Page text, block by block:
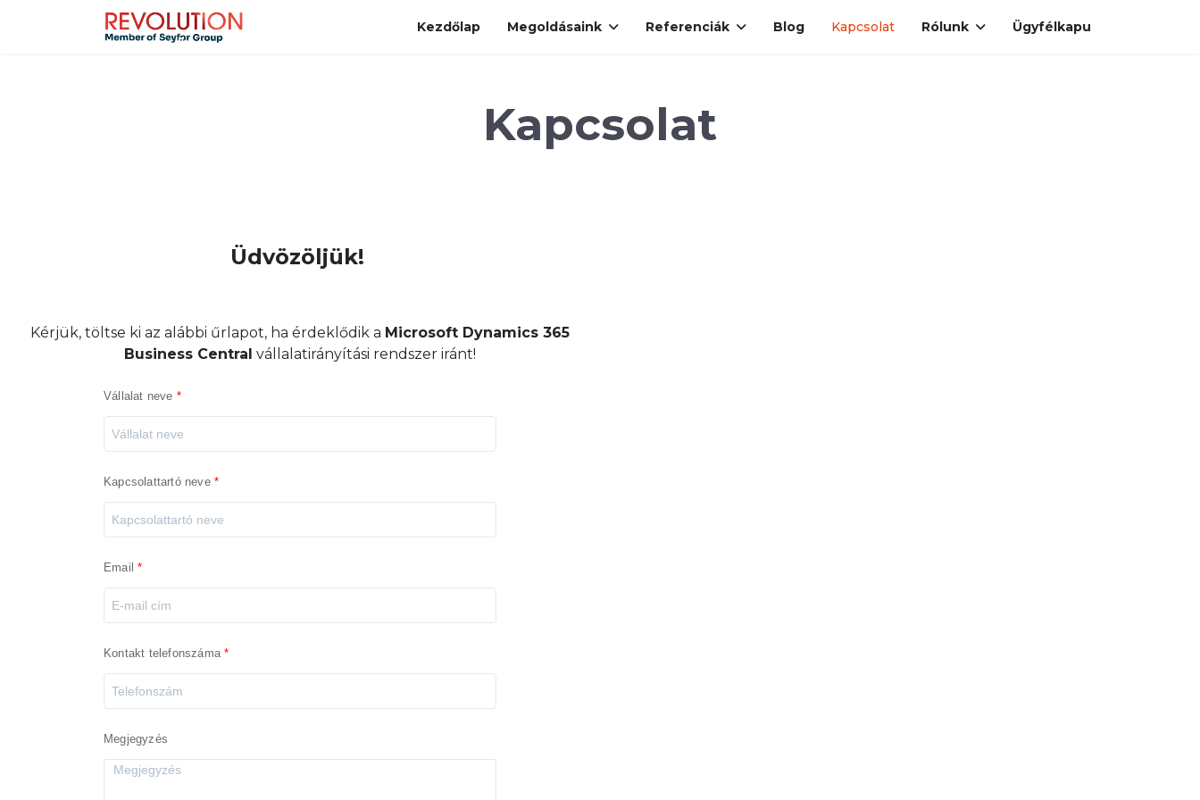
Kezdőlap Megoldásaink Referenciák Blog Kapcsolat Rólunk Ügyfélkapu
Kapcsolat
Üdvözöljük!
Kérjük, töltse ki az alábbi űrlapot, ha érdeklődik a Microsoft Dynamics 365
Business Central vállalatirányítási rendszer iránt!
Vállalat neve
Kapcsolattartó neve
Email
Kontakt telefonszáma
Megjegyzés